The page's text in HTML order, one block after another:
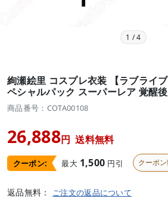
1 /4
絢瀬絵里 コスプレ衣装 【ラブライ
ペシャルパック スーパーレア 覚醒
商品番号：COTA00108
26,888円 送料無料
クーポン: 最大 1,500 円引 クーポ
返品無料： ご注文の返品について